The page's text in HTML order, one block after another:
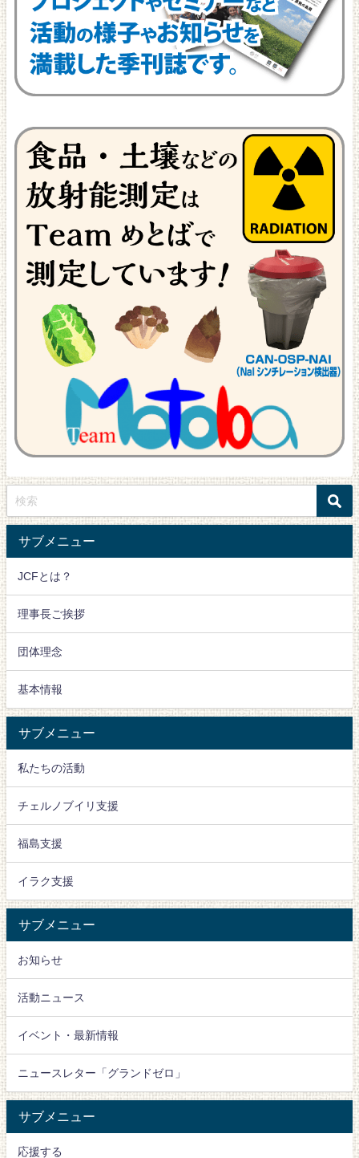
サブメニュー
JCFとは？
理事長ご挨拶
団体理念
基本情報
サブメニュー
私たちの活動
チェルノブイリ支援
福島支援
イラク支援
サブメニュー
お知らせ
活動ニュース
イベント・最新情報
ニュースレター「グランドゼロ」
サブメニュー
応援する